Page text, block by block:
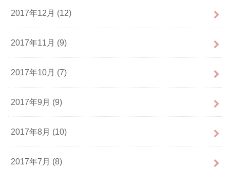
2017年12月 (12)
2017年11月 (9)
2017年10月 (7)
2017年9月 (9)
2017年8月 (10)
2017年7月 (8)